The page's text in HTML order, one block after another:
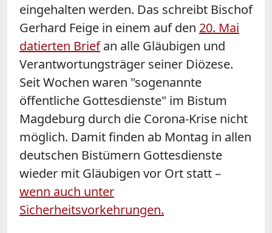
eingehalten werden. Das schreibt Bischof
Gerhard Feige in einem auf den 20. Mai
datierten Briefan alle Gläubigen und
Verantwortungsträger seiner Diözese.
Seit Wochen waren "sogenannte
öffentliche Gottesdienste" im Bistum
Magdeburg durch die Corona-Krise nicht
möglich. Damit finden ab Montag in allen
deutschen Bistümern Gottesdienste
wieder mit Gläubigen vor Ort statt –
wenn auch unter
Sicherheitsvorkehrungen.